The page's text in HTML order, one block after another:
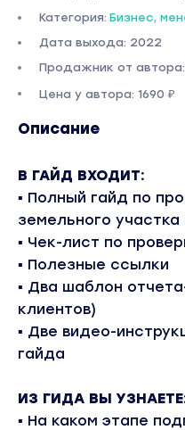
Категория: Бизнес,
Дата выхода: 2022
Продажник от автора:
Цена у автора: 1690 ₽
Описание
В ГАЙД ВХОДИТ:
▪ Полный гайд по
земельного
▪ Чек-лист по
▪ Полезные ссылки
▪ Два шаблон
клиентов)
▪ Две видео-
гайда
ИЗ ГИДА ВЫ
▪ На каком этапе